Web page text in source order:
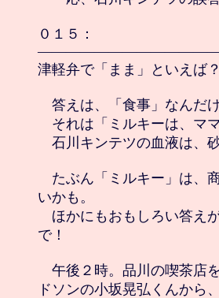
０１５：
津軽弁で「まま」といえば？
答えは、「食事」なんだ
それは「ミルキーは、マ
石川キンテツの血液は、
たぶん「ミルキー」は、
いかも。
ほかにもおもしろい答え
で！
午後２時。品川の喫茶店
ドソンの小坂晃弘くんから